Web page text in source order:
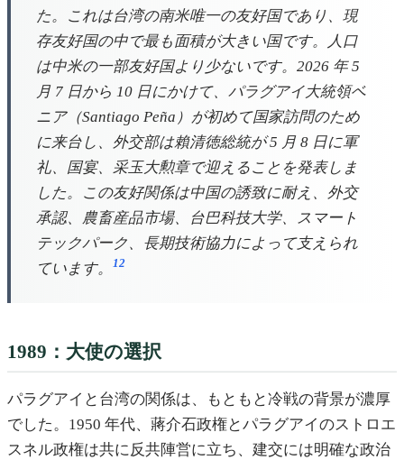
た。これは台湾の南米唯一の友好国であり、現
存友好国の中で最も面積が大きい国です。人口
は中米の一部友好国より少ないです。2026 年 5
月 7 日から 10 日にかけて、パラグアイ大統領ベ
ニア（Santiago Peña）が初めて国家訪問のため
に来台し、外交部は賴清徳総統が 5 月 8 日に軍
礼、国宴、采玉大勲章で迎えることを発表しま
した。この友好関係は中国の誘致に耐え、外交
承認、農畜産品市場、台巴科技大学、スマート
テックパーク、長期技術協力によって支えられ
ています。
12
1989：大使の選択
パラグアイと台湾の関係は、もともと冷戦の背景が濃厚
でした。1950 年代、蔣介石政権とパラグアイのストロエ
スネル政権は共に反共陣営に立ち、建交には明確な政治